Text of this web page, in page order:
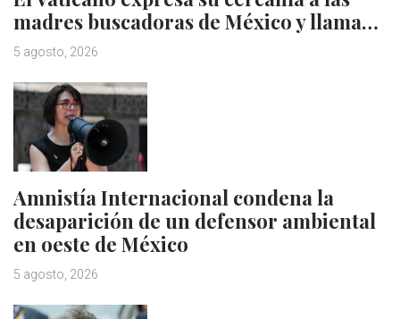
madres buscadoras de México y llama…
5 agosto, 2026
Amnistía Internacional condena la
desaparición de un defensor ambiental
en oeste de México
5 agosto, 2026